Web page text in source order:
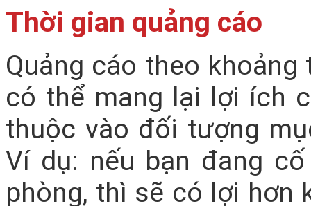
Thời gian quảng cáo
Quảng cáo theo
có thể mang lại lợi ích
thuộc vào đối tượng
Ví dụ: nếu bạn đang
phòng, thì sẽ có lợi hơn